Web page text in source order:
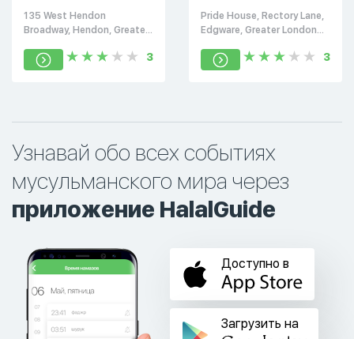
Centre & Mosque
135 West Hendon
Broadway, Hendon, Greater
3
Foundation
Pride House, Rectory Lane,
Edgware, Greater London
3
Узнавай обо всех событиях
мусульманского мира через
приложение HalalGuide
Доступно в
Загрузить на